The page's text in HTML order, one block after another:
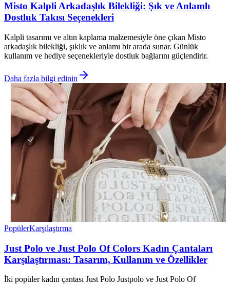
Misto Kalpli Arkadaşlık Bilekliği: Şık ve Anlamlı
Dostluk Takısı Seçenekleri
Kalpli tasarımı ve altın kaplama malzemesiyle öne çıkan Misto
arkadaşlık bilekliği, şıklık ve anlamı bir arada sunar. Günlük
kullanım ve hediye seçenekleriyle dostluk bağlarını güçlendirir.
Daha fazla bilgi edinin
PopülerKarşılaştırma
Just Polo ve Just Polo Of Colors Kadın Çantaları
Karşılaştırması: Tasarım, Kullanım ve Özellikler
İki popüler kadın çantası Just Polo Justpolo ve Just Polo Of